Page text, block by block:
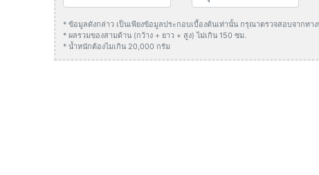
* ข้อมูลดังกล่าว เป็นเพียงข้อมูลประกอบเบื้องต้นเท่านั้น กรุณาตรวจสอบจากทา
* ผลรวมของสามด้าน (กว้าง + ยาว + สูง) ไม่เกิน 150 ซม.
* น้ำหนักต้องไมเกิน 20,000 กรัม